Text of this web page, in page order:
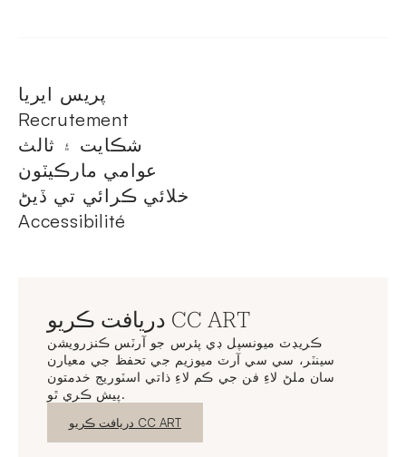
پريس ايريا
Recrutement
شڪايت ۽ ثالث
عوامي مارڪيٽون
خلائي ڪرائي تي ڏيڻ
Accessibilité
دريافت ڪريو CC ART
ڪريڊٽ ميونسپل ڊي پئرس جو آرٽس ڪنزرويشن
سينٽر، سي سي آرٽ ميوزيم جي تحفظ جي معيارن
سان ملڻ لاءِ فن جي ڪم لاءِ ذاتي اسٽوريج خدمتون
پيش ڪري ٿو.
نئين ونڊو دريافت ڪريو CC ART